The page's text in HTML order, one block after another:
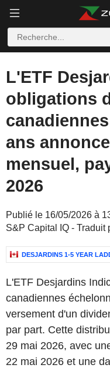
L'ETF
obligations
ans
mensuel,
2026
Publié le 16/05/2026 à
S&P Capital IQ - Traduit
DESJARDINS 1-5 YEAR
L'ETF Desjardins
canadiennes
versement d'un
par part. Cette
29 mai 2026, avec
22 mai 2026 et une